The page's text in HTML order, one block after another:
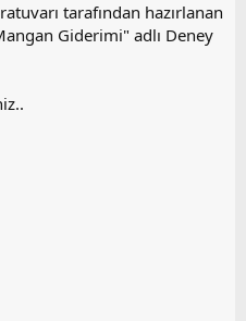
tarafından hazırlanan
Giderimi" adlı Deney